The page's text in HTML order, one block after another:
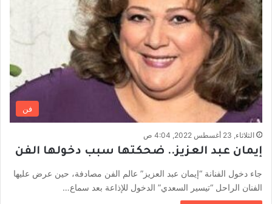
فن
الثلاثاء, 23 أغسطس 2022, 4:04 ص
إيمان عبد العزيز.. ضحكتها سبب دخولها الفن
جاء دخول الفنانة “إيمان عبد العزيز” عالم الفن مصادفة، حين عرض عليها
الفنان الراحل “تيسير السعدي” الدخول للإذاعة بعد سماع…